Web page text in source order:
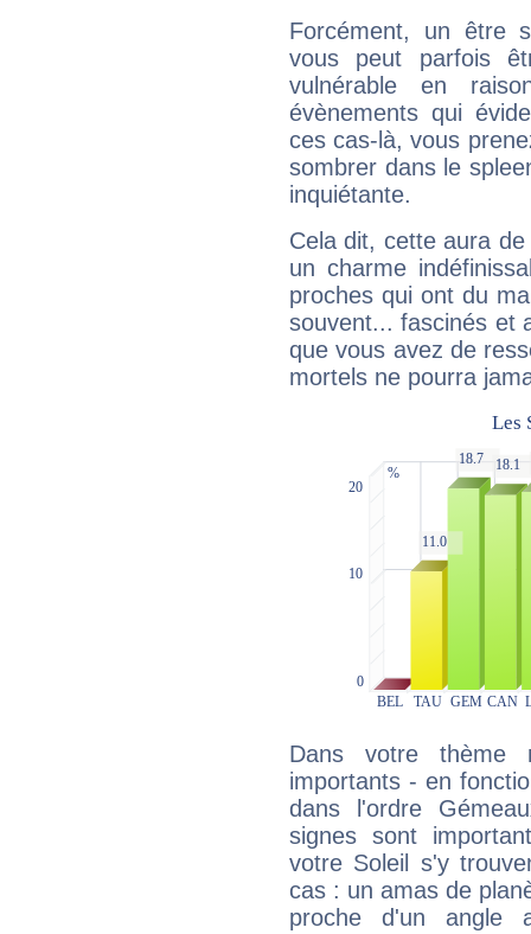
Forcément, un être
vous peut parfois
vulnérable en
évènements qui
ces cas-là, vous
sombrer dans le
inquiétante.
Cela dit, cette aura
un charme
proches qui ont du
souvent... fascinés et
que vous avez de
mortels ne pourra
Dans votre thème
importants - en
dans l'ordre
signes sont
votre Soleil s'y
cas : un amas de
proche d'un